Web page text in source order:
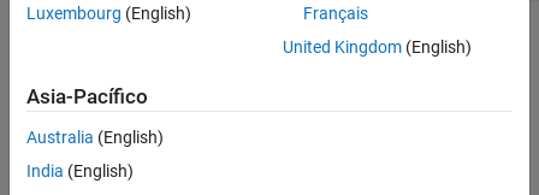
Luxembourg (English)
Français
United Kingdom(English)
Asia-Pacífico
Australia (English)
India (English)